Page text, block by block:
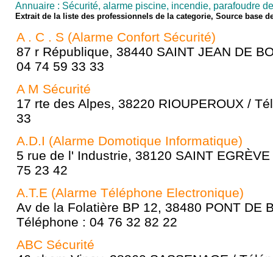
Annuaire : Sécurité, alarme piscine, incendie, parafoudre
Extrait de la liste des professionnels de la categorie, Source base
A . C . S (Alarme Confort Sécurité)
87 r République, 38440 SAINT JEAN DE
04 74 59 33 33
A M Sécurité
17 rte des Alpes, 38220 RIOUPEROUX /
33
A.D.I (Alarme Domotique Informatique)
5 rue de l' Industrie, 38120 SAINT
75 23 42
A.T.E (Alarme Téléphone Electronique)
Av de la Folatière BP 12, 38480 PONT DE
Téléphone : 04 76 32 82 22
ABC Sécurité